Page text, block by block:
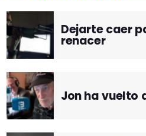
Dejarte caer
renacer
Jon ha vuelto